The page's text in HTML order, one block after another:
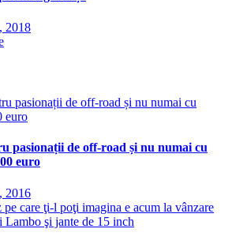
2018
pasionații de off-road și nu numai cu
euro
2016